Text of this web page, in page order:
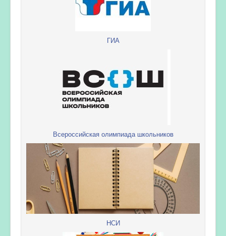
ГИА
Всероссийская олимпиада школьников
НСИ